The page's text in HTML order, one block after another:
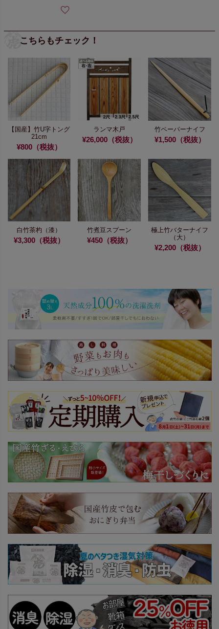
こちらもチェック！
【国産】竹U字トング
21cm
¥800（税抜）
ランマ木戸
¥26,000（税抜）
竹ペーパーナイフ
¥1,500（税抜）
白竹茶杓（漆）
¥3,300（税抜）
竹煮豆スプーン
¥450（税抜）
極上竹バターナイフ
（大）
¥2,200（税抜）